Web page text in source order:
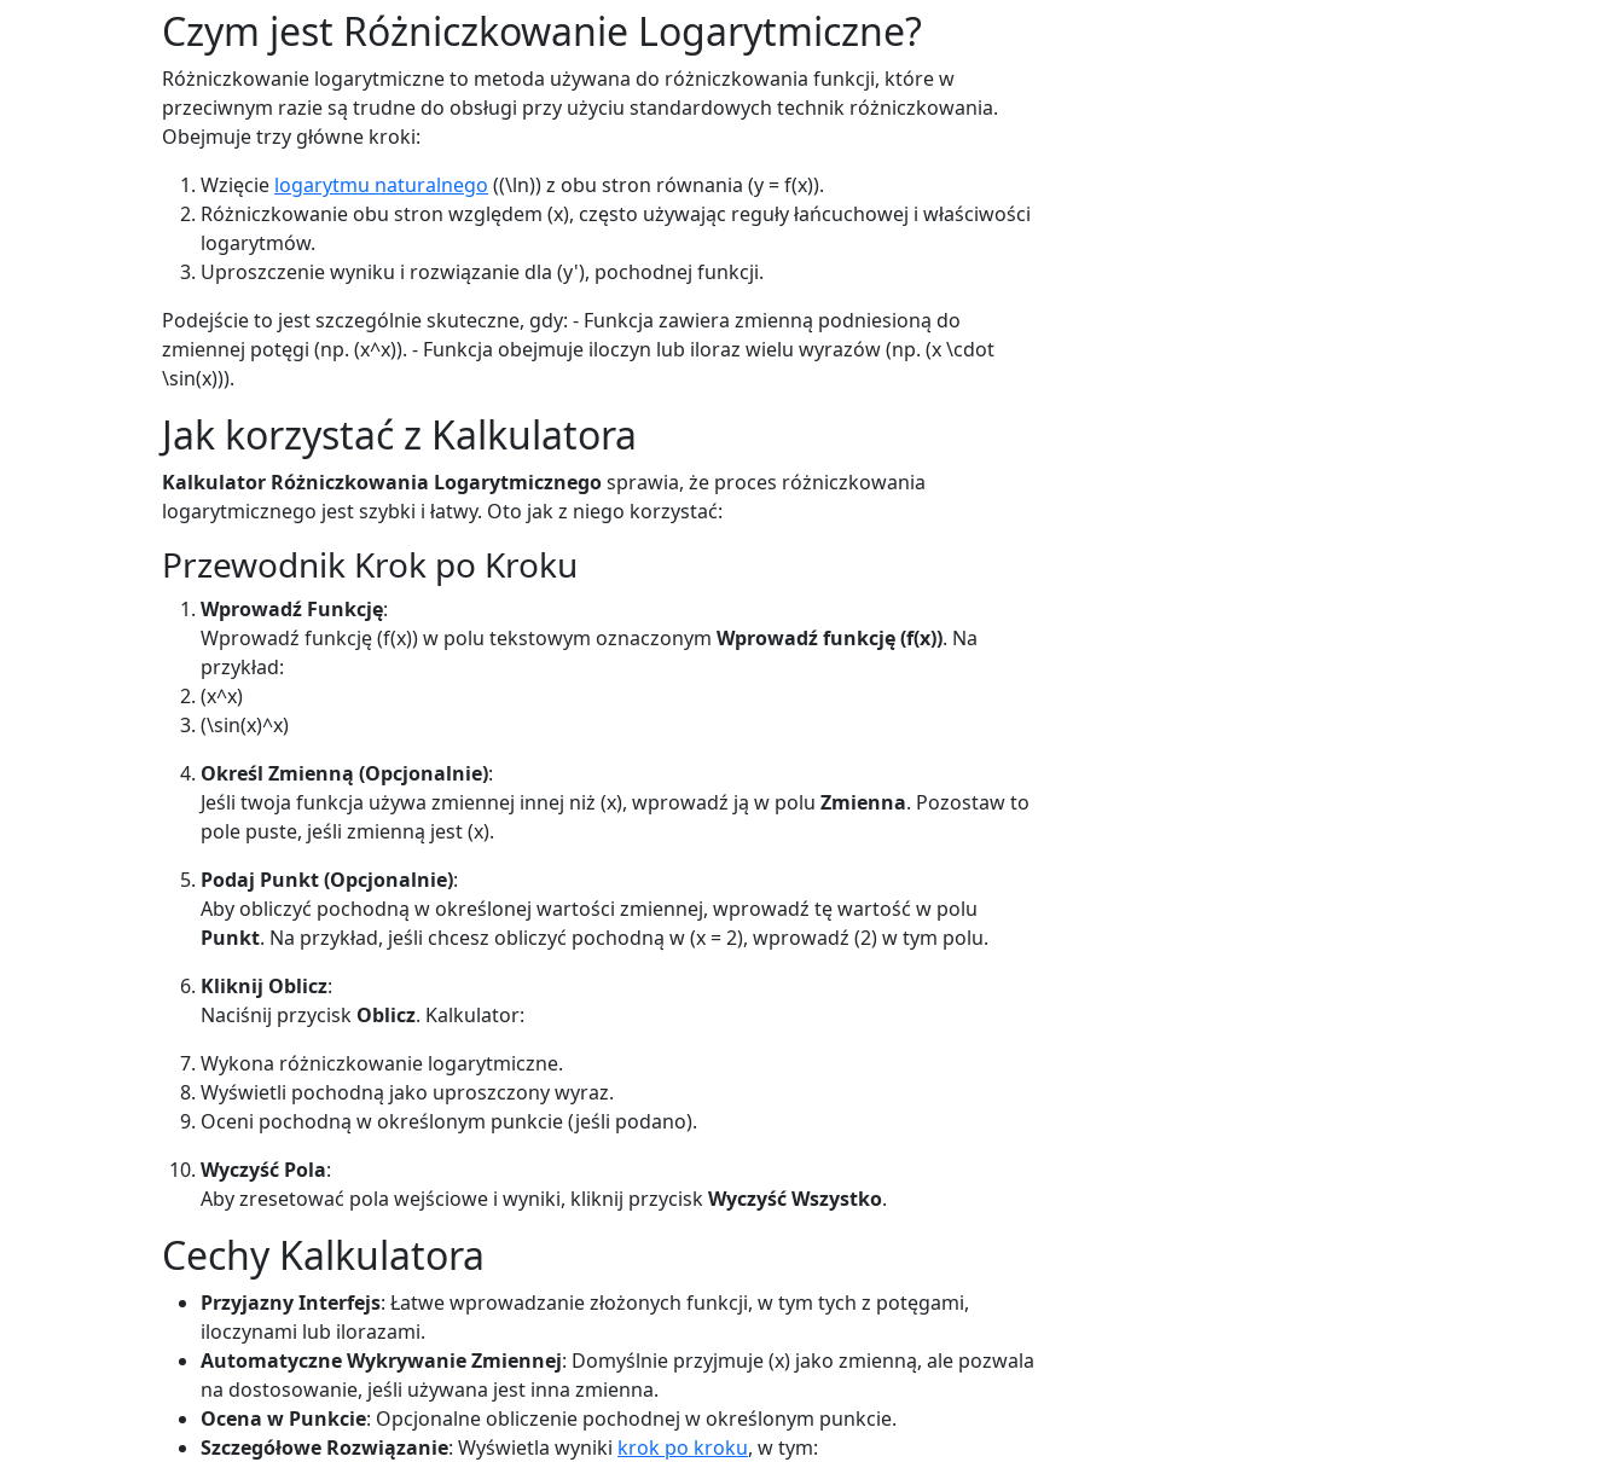
Czym jest Różniczkowanie Logarytmiczne?
Różniczkowanie logarytmiczne to metoda używana do różniczkowania funkcji, które w
przeciwnym razie są trudne do obsługi przy użyciu standardowych technik różniczkowania.
Obejmuje trzy główne kroki:
Wzięcie logarytmu naturalnego ((\ln)) z obu stron równania (y = f(x)).
Różniczkowanie obu stron względem (x), często używając reguły łańcuchowej i właściwości
logarytmów.
Uproszczenie wyniku i rozwiązanie dla (y'), pochodnej funkcji.
Podejście to jest szczególnie skuteczne, gdy: - Funkcja zawiera zmienną podniesioną do
zmiennej potęgi (np. (x^x)). - Funkcja obejmuje iloczyn lub iloraz wielu wyrazów (np. (x \cdot
\sin(x))).
Jak korzystać z Kalkulatora
Kalkulator Różniczkowania Logarytmicznegosprawia, że proces różniczkowania
logarytmicznego jest szybki i łatwy. Oto jak z niego korzystać:
Przewodnik Krok po Kroku
Wprowadź Funkcję:
Wprowadź funkcję (f(x)) w polu tekstowym oznaczonym Wprowadź funkcję (f(x)). Na
przykład:
(x^x)
(\sin(x)^x)
Określ Zmienną (Opcjonalnie):
Jeśli twoja funkcja używa zmiennej innej niż (x), wprowadź ją w polu Zmienna. Pozostaw to
pole puste, jeśli zmienną jest (x).
Podaj Punkt (Opcjonalnie):
Aby obliczyć pochodną w określonej wartości zmiennej, wprowadź tę wartość w polu
Punkt. Na przykład, jeśli chcesz obliczyć pochodną w (x = 2), wprowadź (2) w tym polu.
Kliknij Oblicz:
Naciśnij przycisk Oblicz. Kalkulator:
Wykona różniczkowanie logarytmiczne.
Wyświetli pochodną jako uproszczony wyraz.
Oceni pochodną w określonym punkcie (jeśli podano).
Wyczyść Pola:
Aby zresetować pola wejściowe i wyniki, kliknij przyciskWyczyść Wszystko.
Cechy Kalkulatora
Przyjazny Interfejs: Łatwe wprowadzanie złożonych funkcji, w tym tych z potęgami,
iloczynami lub ilorazami.
Automatyczne Wykrywanie Zmiennej: Domyślnie przyjmuje (x) jako zmienną, ale pozwala
na dostosowanie, jeśli używana jest inna zmienna.
Ocena w Punkcie: Opcjonalne obliczenie pochodnej w określonym punkcie.
Szczegółowe Rozwiązanie: Wyświetla wyniki krok po kroku, w tym: